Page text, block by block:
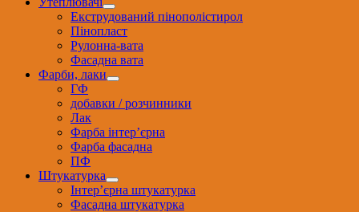
Екструдований пінополістирол
Пінопласт
Рулонна-вата
Фасадна вата
Фарби, лаки
ГФ
добавки / розчинники
Лак
Фарба інтер’єрна
Фарба фасадна
ПФ
Штукатурка
Інтер’єрна штукатурка
Фасадна штукатурка